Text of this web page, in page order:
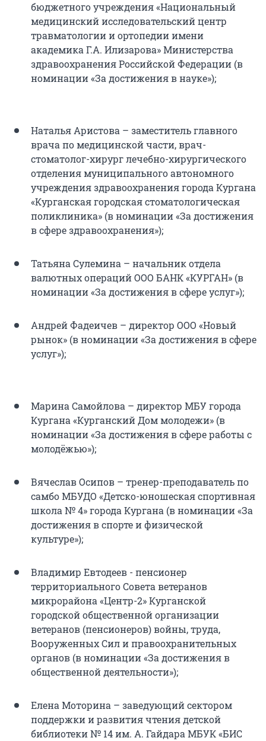
бюджетного учреждения «Национальный
медицинский исследовательский центр
травматологии и ортопедии имени
академика Г.А. Илизарова» Министерства
здравоохранения Российской Федерации (в
номинации «За достижения в науке»);
Наталья Аристова – заместитель главного
врача по медицинской части, врач-
стоматолог-хирург лечебно-хирургического
отделения муниципального автономного
учреждения здравоохранения города Кургана
«Курганская городская стоматологическая
поликлиника» (в номинации «За достижения
в сфере здравоохранения»);
Татьяна Сулемина – начальник отдела
валютных операций ООО БАНК «КУРГАН» (в
номинации «За достижения в сфере услуг»);
Андрей Фадеичев – директор ООО «Новый
рынок» (в номинации «За достижения в сфере
услуг»);
Марина Самойлова – директор МБУ города
Кургана «Курганский Дом молодежи» (в
номинации «За достижения в сфере работы с
молодёжью»);
Вячеслав Осипов – тренер-преподаватель по
самбо МБУДО «Детско-юношеская спортивная
школа № 4» города Кургана (в номинации «За
достижения в спорте и физической
культуре»);
Владимир Евтодеев - пенсионер
территориального Совета ветеранов
микрорайона «Центр-2» Курганской
городской общественной организации
ветеранов (пенсионеров) войны, труда,
Вооруженных Сил и правоохранительных
органов (в номинации «За достижения в
общественной деятельности»);
Елена Моторина – заведующий сектором
поддержки и развития чтения детской
библиотеки № 14 им. А. Гайдара МБУК «БИС